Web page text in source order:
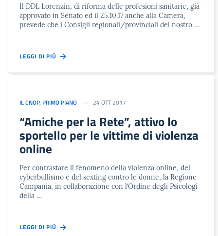
Il DDL Lorenzin, di riforma delle profesioni sanitarie, già
approvato in Senato ed il 25.10.17 anche alla Camera,
prevede che i Consigli regionali/provinciali del nostro …
LEGGI DI PIÙ
IL CNOP, PRIMO PIANO 24 OTT 2017
“Amiche per la Rete”, attivo lo
sportello per le vittime di violenza
online
Per contrastare il fenomeno della violenza online, del
cyberbullismo e del sexting contro le donne, la Regione
Campania, in collaborazione con l’Ordine degli Psicologi
della …
LEGGI DI PIÙ